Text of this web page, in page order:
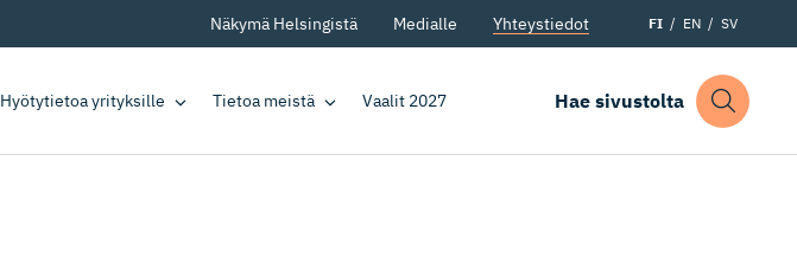
Näkymä Helsingistä Medialle Yhteystiedot FI EN SV
Hyötytietoa yrityksille Tietoa meistä Vaalit 2027 Hae sivustolta